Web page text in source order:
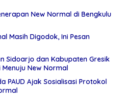
New Normal di Bengkulu
Masih Digodok, Ini Pesan
Sidoarjo dan Kabupaten Gresik
New Normal
PAUD Ajak Sosialisasi Protokol